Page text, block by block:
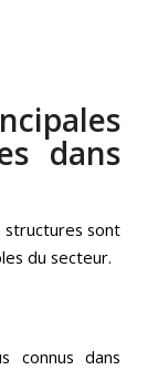
dans
structures sont
du secteur.
connus dans